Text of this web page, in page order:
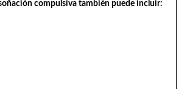
compulsiva también puede incluir: